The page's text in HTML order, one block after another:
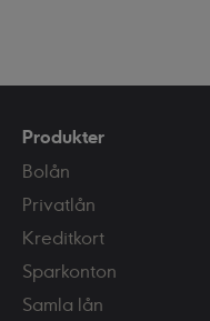
Produkter
Bolån
Privatlån
Kreditkort
Sparkonton
Samla lån